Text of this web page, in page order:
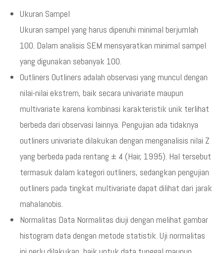
Ukuran Sampel
Ukuran sampel yang harus dipenuhi minimal berjumlah
100. Dalam analisis SEM mensyaratkan minimal sampel
yang digunakan sebanyak 100.
Outliners Outliners adalah observasi yang muncul dengan
nilai-nilai ekstrem, baik secara univariate maupun
multivariate karena kombinasi karakteristik unik terlihat
berbeda dari observasi lainnya. Pengujian ada tidaknya
outliners univariate dilakukan dengan menganalisis nilai Z
yang berbeda pada rentang ± 4 (Hair, 1995). Hal tersebut
termasuk dalam kategori outliners, sedangkan pengujian
outliners pada tingkat multivariate dapat dilihat dari jarak
mahalanobis.
Normalitas Data Normalitas diuji dengan melihat gambar
histogram data dengan metode statistik. Uji normalitas